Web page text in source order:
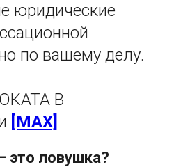
юридические
по вашему делу.
В
[MAX]
это ловушка?